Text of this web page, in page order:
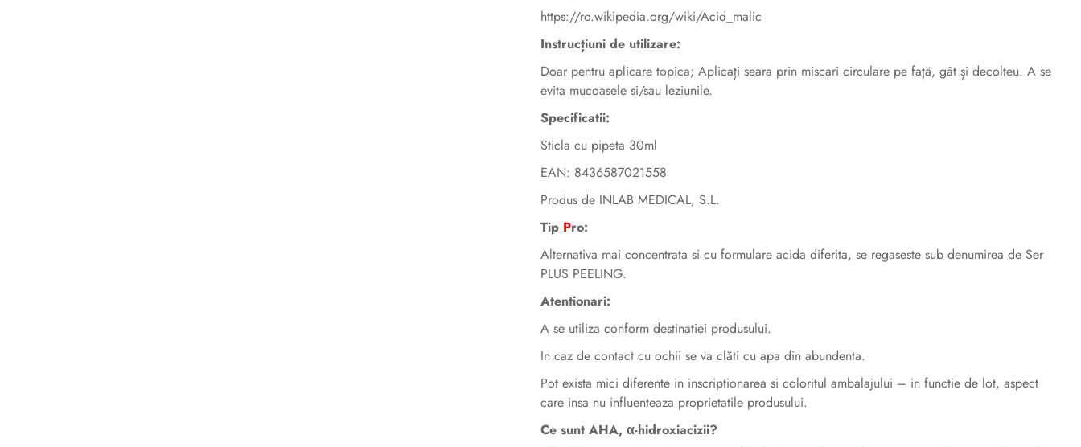
https://ro.wikipedia.org/wiki/Acid_malic
Instrucțiuni de utilizare:
Doar pentru aplicare topica; Aplicați seara prin miscari circulare pe față, gât și decolteu. A se
evita mucoasele si/sau leziunile.
Specificatii:
Sticla cu pipeta 30ml
EAN: 8436587021558
Produs de INLAB MEDICAL, S.L.
Tip Pro:
Alternativa mai concentrata si cu formulare acida diferita, se regaseste sub denumirea de Ser
PLUS PEELING.
Atentionari:
A se utiliza conform destinatiei produsului.
In caz de contact cu ochii se va clăti cu apa din abundenta.
Pot exista mici diferente in inscriptionarea si coloritul ambalajului – in functie de lot, aspect
care insa nu influenteaza proprietatile produsului.
Ce sunt AHA, α-hidroxiacizii?